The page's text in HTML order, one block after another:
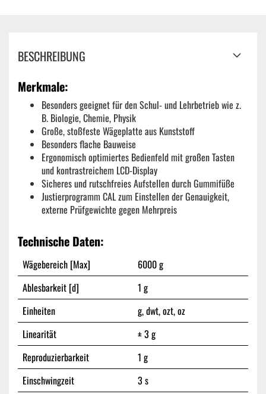
BESCHREIBUNG
Merkmale:
Besonders geeignet für den Schul- und Lehrbetrieb wie z.
B. Biologie, Chemie, Physik
Große, stoßfeste Wägeplatte aus Kunststoff
Besonders flache Bauweise
Ergonomisch optimiertes Bedienfeld mit großen Tasten
und kontrastreichem LCD-Display
Sicheres und rutschfreies Aufstellen durch Gummifüße
Justierprogramm CAL zum Einstellen der Genauigkeit,
externe Prüfgewichte gegen Mehrpreis
Technische Daten:
Wägebereich [Max]
6000 g
Ablesbarkeit [d]
1 g
Einheiten
g, dwt, ozt, oz
Linearität
± 3 g
Reproduzierbarkeit
1 g
Einschwingzeit
3 s